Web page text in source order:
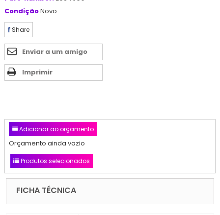
CondiçãoNovo
Share
Enviar a um amigo
Imprimir
Adicionar ao orçamento
Orçamento ainda vazio
Produtos selecionados
FICHA TÉCNICA